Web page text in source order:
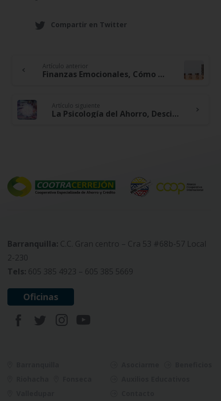
Compartir en Twitter
Continue
Reading
Artículo anterior
Finanzas Emocionales, Cómo Navegar las Emociones en tu Relación con el Dinero
Artículo siguiente
La Psicología del Ahorro, Descifrando Obstáculos Mentales para Alcanzar tus Metas
Barranquilla: C.C. Gran centro – Cra 53 #68b-57 Local
2-230
Tels: 605 385 4923 – 605 385 5669
Oficinas